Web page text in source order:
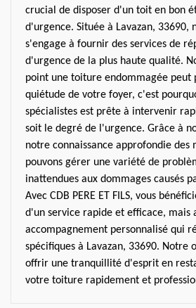
crucial de disposer d'un toit en bon
d'urgence. Située à Lavazan, 33690,
s'engage à fournir des services de
d'urgence de la plus haute qualité.
point une toiture endommagée peut
quiétude de votre foyer, c'est
spécialistes est prête à intervenir
soit le degré de l'urgence. Grâce à
notre connaissance approfondie des
pouvons gérer une variété de
inattendues aux dommages causés
Avec CDB PERE ET FILS, vous
d'un service rapide et efficace, mais
accompagnement personnalisé qui
spécifiques à Lavazan, 33690. Notre
offrir une tranquillité d'esprit en
votre toiture rapidement et